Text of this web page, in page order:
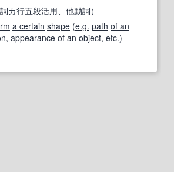
カ行五段活用 他動詞）
a certain shape (e.g. path of an
, appearance of an object, etc.)